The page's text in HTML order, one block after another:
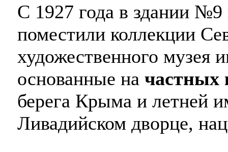
С 1927 года в здании
поместили коллекции
художественного
основанные на частных
берега Крыма и летней
Ливадийском дворце,